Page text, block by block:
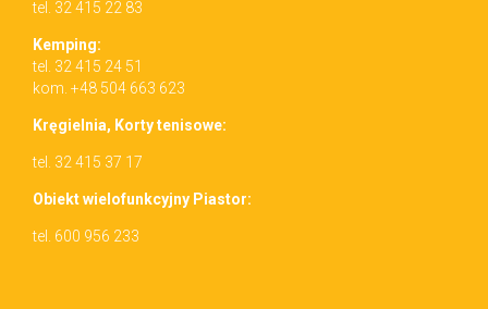
tel. 32 415 22 83
Kemp­ing:
tel. 32 415 24 51
kom. +48 504 663 623
Kręgiel­nia, Korty tenisowe:
tel. 32 415 37 17
Obiekt wielo­funkcyjny Piastor:
tel. 600 956 233